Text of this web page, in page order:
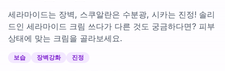
나의 스킨케어
대화 이력
세라마이드는 장벽, 스쿠알란은 수분광, 시카는 진정! 솔리
드인 세라마이드 크림 쓰다가 다른 것도 궁금하다면? 피부
상태에 맞는 크림을 골라보세요.
보습 장벽강화 진정